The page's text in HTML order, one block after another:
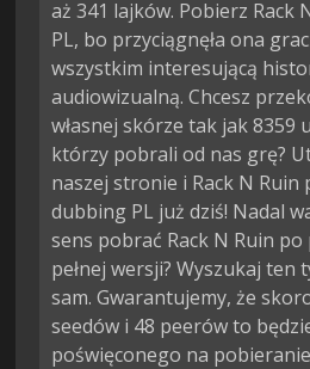
aż 341 lajków. Pobierz Rack
PL, bo przyciągnęła ona
wszystkim interesującą
audiowizualną. Chcesz
własnej skórze tak jak 8359
którzy pobrali od nas grę?
naszej stronie i Rack N Ruin
dubbing PL już dziś! Nadal
sens pobrać Rack N Ruin
pełnej wersji? Wyszukaj ten
sam. Gwarantujemy, że
seedów i 48 peerów to
poświęconego na